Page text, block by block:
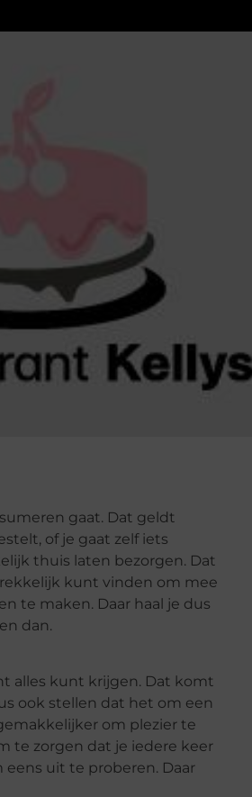
gaat. Dat geldt
of je gaat zelf iets
thuis laten bezorgen. Dat
kunt vinden om mee
te maken. Daar haal je dus
dan.
alles kunt krijgen. Dat komt
ook stellen dat het om een
om plezier te
te zorgen dat je iedere keer
uit te proberen. Daar